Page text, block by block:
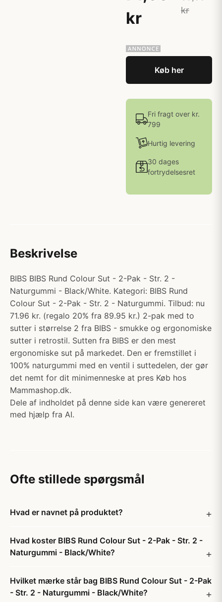
kr
kr
Køb her
Fri fragt over kr.
799
Hurtig levering
30 dages
fortrydelsesret
Beskrivelse
BIBS BIBS Rund Colour Sut - 2-Pak - Str. 2 -
Naturgummi - Black/White. Kategori: BIBS Rund
Colour Sut - 2-Pak - Str. 2 - Naturgummi. Tilbud: nu
71.96 kr. (regalo 20% fra 89.95 kr.) 2-pak med to
sutter i størrelse 2 fra BIBS - smukke og ergonomiske
sutter i retrostil. Sutten fra BIBS er den mest
ergonomiske sut på markedet. Den er fremstillet i
100% naturgummi med en ventil i suttedelen, der gør
det nemt for dit minimenneske at pres Køb hos
Mammashop.dk.
Dele af indholdet på denne side kan være genereret
med hjælp fra AI.
Ofte stillede spørgsmål
Hvad er navnet på produktet?
Hvad koster BIBS Rund Colour Sut - 2-Pak - Str. 2 -
Naturgummi - Black/White?
Hvilket mærke står bag BIBS Rund Colour Sut - 2-Pak
- Str. 2 - Naturgummi - Black/White?